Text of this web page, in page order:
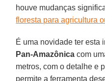
houve mudanças
floresta para agricultura
É uma novidade ter esta
Pan-Amazônica com
metros, com o detalhe e
permite a ferramenta